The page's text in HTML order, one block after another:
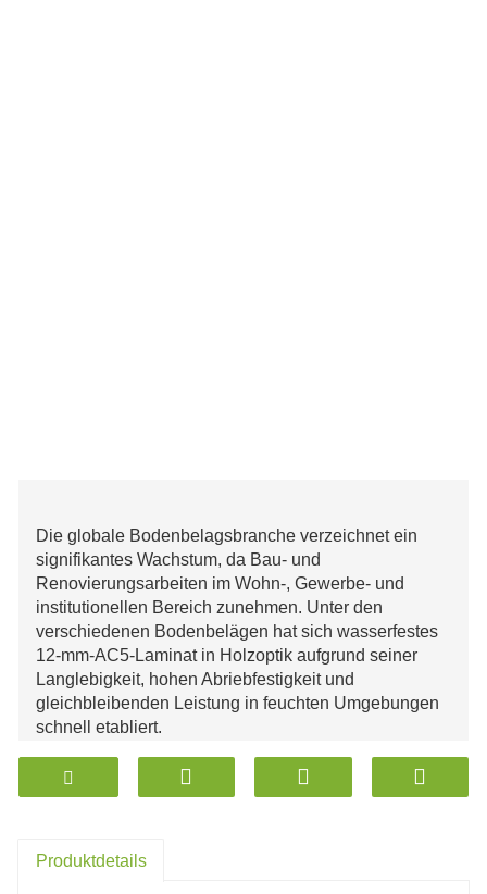
Die globale Bodenbelagsbranche verzeichnet ein
signifikantes Wachstum, da Bau- und
Renovierungsarbeiten im Wohn-, Gewerbe- und
institutionellen Bereich zunehmen. Unter den
verschiedenen Bodenbelägen hat sich wasserfestes
12-mm-AC5-Laminat in Holzoptik aufgrund seiner
Langlebigkeit, hohen Abriebfestigkeit und
gleichbleibenden Leistung in feuchten Umgebungen
schnell etabliert.
hin, dass die Nachfrage nach Laminatböden aufgrund
von Infrastrukturinvestitionen in Europa,
bis 5 % weiter steigen wird. Die zunehmende
Produktdetails